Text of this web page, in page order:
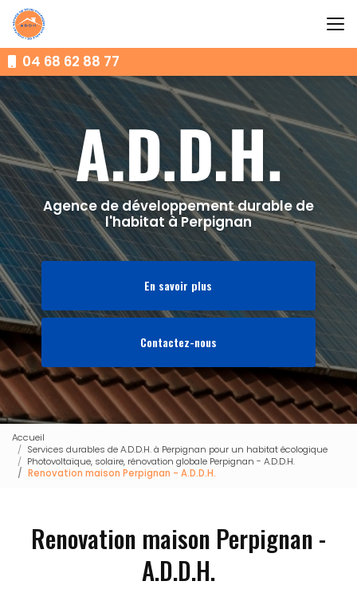
Aller
au
contenu
principal04 68 62 88 77
Agence de développement durable de
l'habitat à Perpignan
En savoir plus
Contactez-nous
Accueil
Services durables de A.D.D.H. à Perpignan pour un habitat écologique
Photovoltaïque, solaire, rénovation globale Perpignan - A.D.D.H.
Renovation maison Perpignan - A.D.D.H.
Renovation maison Perpignan -
A.D.D.H.